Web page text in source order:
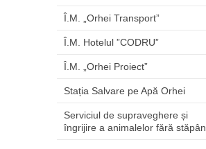
Î.M. „Orhei Transport”
Î.M. Hotelul ”CODRU”
Î.M. „Orhei Proiect”
Stația Salvare pe Apă Orhei
Serviciul de supraveghere și
îngrijire a animalelor fără stăpân